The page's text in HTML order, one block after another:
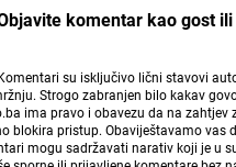
komentar kao gost
su isključivo lični stavovi
Strogo zabranjen bilo kakav
ima pravo i obavezu da na
blokira pristup. Obaviještavamo
mogu sadržavati narativ koji je u